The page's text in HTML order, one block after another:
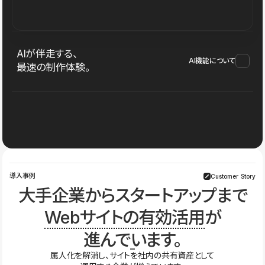
AIが伴走する、
最速の制作体験。
AI機能について
導入事例 Customer Story
大手企業からスタートアップまで
Webサイトの有効活用が
進んでいます。
属人化を解消し、サイトを社内の共有資産として